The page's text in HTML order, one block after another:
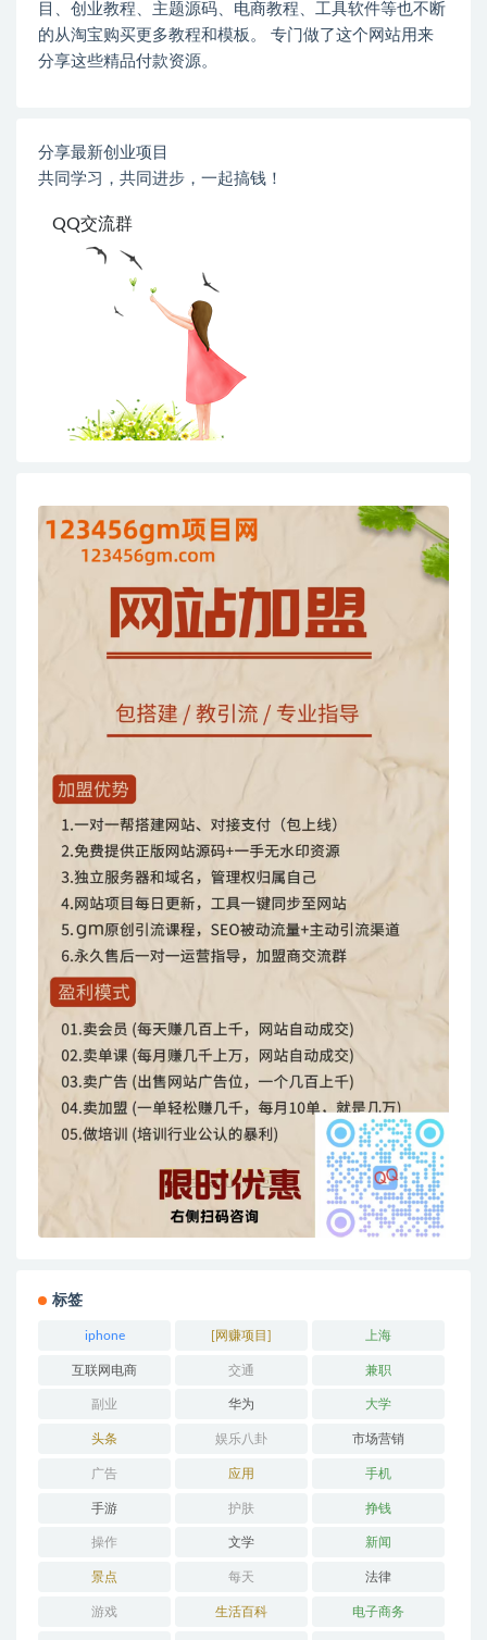
目、创业教程、主题源码、电商教程、工具软件等也不断
的从淘宝购买更多教程和模板。 专门做了这个网站用来
分享这些精品付款资源。
分享最新创业项目
共同学习，共同进步，一起搞钱！
QQ交流群
标签
iphone [网赚项目] 上海
互联网电商 交通 兼职
副业 华为 大学
头条 娱乐八卦 市场营销
广告 应用 手机
手游 护肤 挣钱
操作 文学 新闻
景点 每天 法律
游戏 生活百科 电子商务